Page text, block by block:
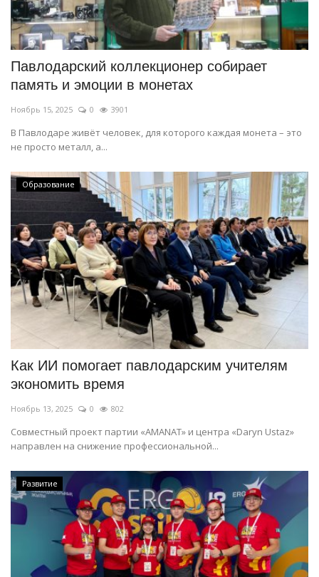
Павлодарский коллекционер собирает
память и эмоции в монетах
Ноябрь 15, 2025 0 3901
В Павлодаре живёт человек, для которого каждая монета – это
не просто металл, а...
Образование
Как ИИ помогает павлодарским учителям
экономить время
Ноябрь 13, 2025 0 802
Совместный проект партии «AMANAT» и центра «Daryn Ustaz»
направлен на снижение профессиональной...
Развитие